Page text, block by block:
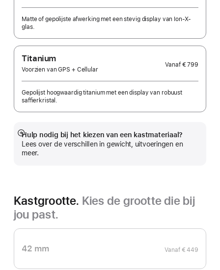
Matte of gepolijste afwerking met een stevig display van Ion-X-
glas.
Titanium
Voorzien van GPS + Cellular
Vanaf € 799
Gepolijst hoogwaardig titanium met een display van robuust
saffierkristal.
Hulp nodig bij het kiezen van een kastmateriaal?
Lees over de verschillen in gewicht, uitvoeringen en
meer.
Meer
Kastgrootte. Kies de grootte die bij
jou past.
42 mm Vanaf € 449